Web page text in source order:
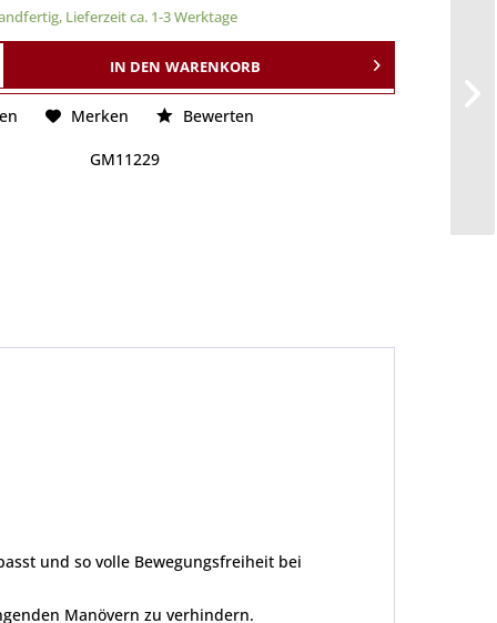
Lieferzeit ca. 1-3 Werktage
IN DEN WARENKORB
Merken Bewerten
GM11229
und so volle Bewegungsfreiheit bei
Manövern zu verhindern.